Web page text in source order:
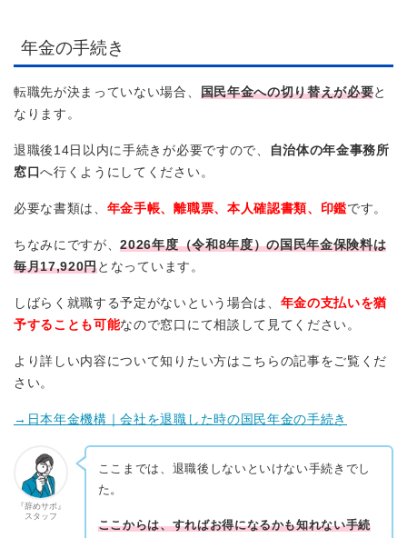
年金の手続き
転職先が決まっていない場合、 国民年金への切り替えが必要と
なります。
退職後14日以内に手続きが必要ですので、
自治体の年金事務所
窓口へ行くようにしてください。
必要な書類は、 年金手帳、離職票、本人確認書類、印鑑です。
ちなみにですが、2026年度（令和8年度）の国民年金保険料は
毎月17,920円となっています。
しばらく就職する予定がないという場合は、 年金の支払いを猶
予することも可能なので窓口にて相談して見てください。
より詳しい内容について知りたい方はこちらの記事をご覧くだ
さい。
→日本年金機構｜会社を退職した時の国民年金の手続き
『辞めサポ』
スタッフ
ここまでは、退職後しないといけない手続きでし
た。
ここからは、すればお得になるかも知れない手続